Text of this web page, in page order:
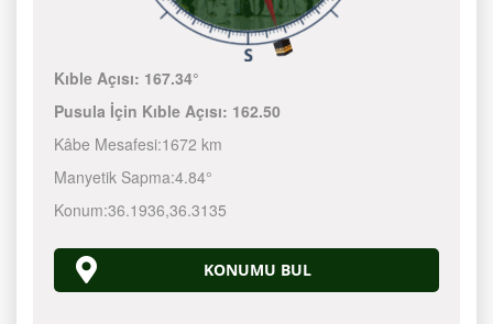
Kıble Açısı: 167.34°
Pusula İçin Kıble Açısı: 162.50
Kâbe Mesafesi:1672 km
Manyetik Sapma:4.84°
Konum:36.1936,36.3135
KONUMU BUL